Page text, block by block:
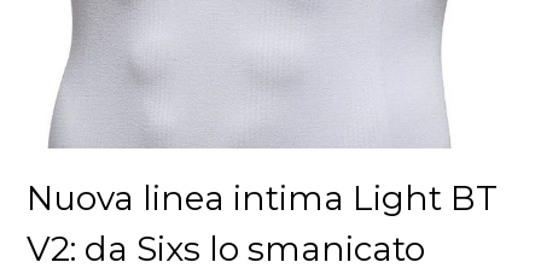
Nuova linea intima Light BT
V2: da Sixs lo smanicato